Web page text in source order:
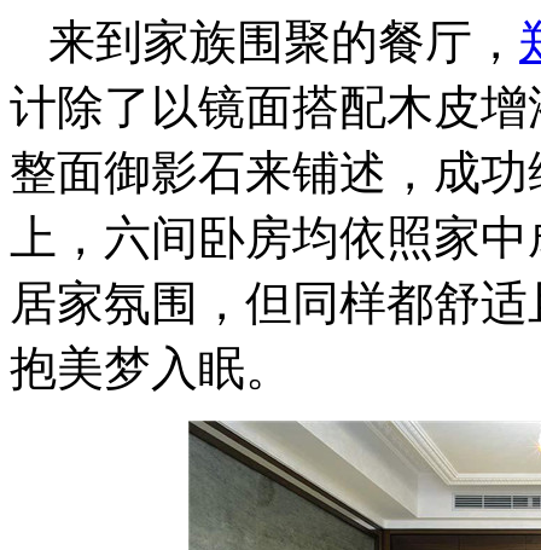
来到家族围聚的餐厅，
计除了以镜面搭配木皮
整面御影石来铺述，成
上，六间卧房均依照家
居家氛围，但同样都舒
抱美梦入眠。